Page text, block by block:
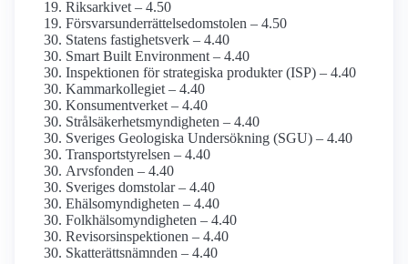
Riksarkivet – 4.50
Försvars­underrättelse­domstolen – 4.50
Statens fastighetsverk – 4.40
Smart Built Environment – 4.40
Inspektionen för strategiska produkter (ISP) – 4.40
Kammar­kollegiet – 4.40
Konsument­verket – 4.40
Strålsäkerhets­myndigheten – 4.40
Sveriges Geologiska Undersökning (SGU) – 4.40
Transport­styrelsen – 4.40
Arvsfonden – 4.40
Sveriges domstolar – 4.40
Ehälso­myndigheten – 4.40
Folkhälso­myndigheten – 4.40
Revisors­inspektionen – 4.40
Skatterätts­nämnden – 4.40